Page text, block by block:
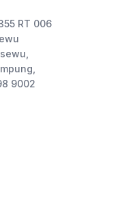
RT 006
9002